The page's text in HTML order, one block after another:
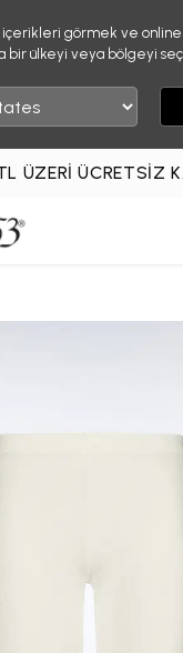
içerikleri görmek ve online
bir ülkeyi veya bölgeyi
ÜZERI ÜCRETSIZ